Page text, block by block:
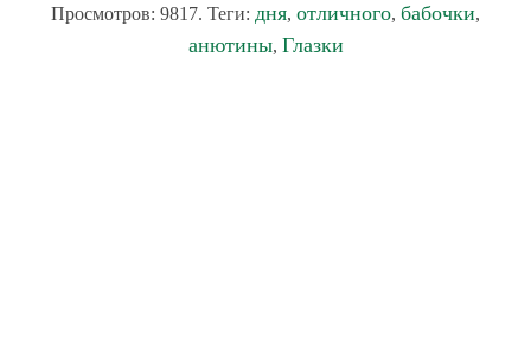
Просмотров: 9817. Теги: дня, отличного, бабочки,
анютины, Глазки